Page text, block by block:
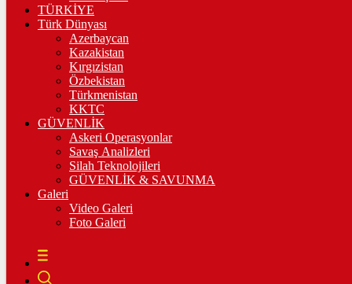
3.335,67%0,36
%-0,03
BİTCOİN
4782585฿%1.64124
LİTECOİN
%5.25507
ETHEREUM
%6.0715
RİPPLE
118.86%2.16847
TÜRKİYE
Türk Dünyası
Azerbaycan
Kazakistan
Kırgızistan
Özbekistan
Türkmenistan
KKTC
GÜVENLİK
Askeri Operasyonlar
Savaş Analizleri
Silah Teknolojileri
GÜVENLİK & SAVUNMA
Galeri
Video Galeri
Foto Galeri